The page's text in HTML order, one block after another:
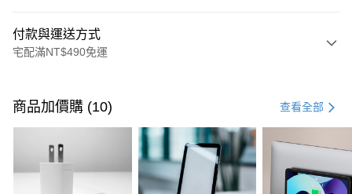
付款與運送方式
宅配滿NT$490免運
信用卡一次付款
3 期 0 利率 每期 NT$816
第一商業銀行
NT$408 21家銀行
商品加價購 (10) 查看全部